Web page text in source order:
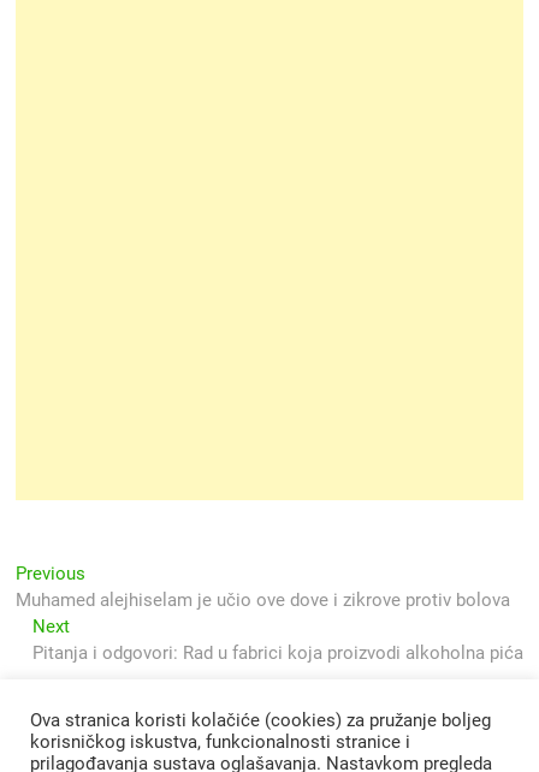
Navigacija
objava
Previous
post:
Muhamed alejhiselam je učio ove dove i zikrove protiv bolova
NextNext
post:
Pitanja i odgovori: Rad u fabrici koja proizvodi alkoholna pića
Ova stranica koristi kolačiće (cookies) za pružanje boljeg
korisničkog iskustva, funkcionalnosti stranice i
prilagođavanja sustava oglašavanja. Nastavkom pregleda